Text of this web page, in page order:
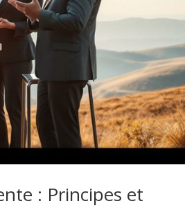
: Principes et